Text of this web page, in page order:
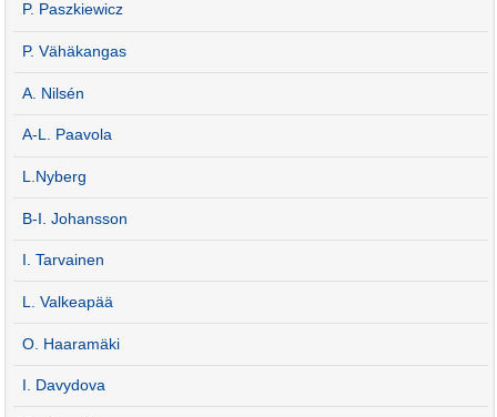
P. Paszkiewicz
P. Vähäkangas
A. Nilsén
A-L. Paavola
L.Nyberg
B-I. Johansson
I. Tarvainen
L. Valkeapää
O. Haaramäki
I. Davydova